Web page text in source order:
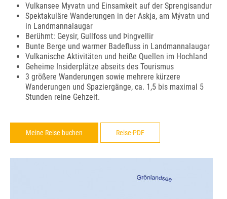
Vulkansee Myvatn und Einsamkeit auf der Sprengisandur
Spektakuläre Wanderungen in der Askja, am Mývatn und
in Landmannalaugar
Berühmt: Geysir, Gullfoss und Þingvellir
Bunte Berge und warmer Badefluss in Landmannalaugar
Vulkanische Aktivitäten und heiße Quellen im Hochland
Geheime Insiderplätze abseits des Tourismus
3 größere Wanderungen sowie mehrere kürzere
Wanderungen und Spaziergänge, ca. 1,5 bis maximal 5
Stunden reine Gehzeit.
Meine Reise buchen Reise-PDF